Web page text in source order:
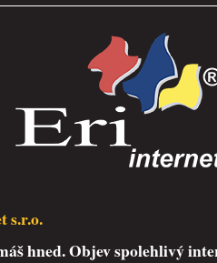
s.r.o.
hned. Objev spolehlivý